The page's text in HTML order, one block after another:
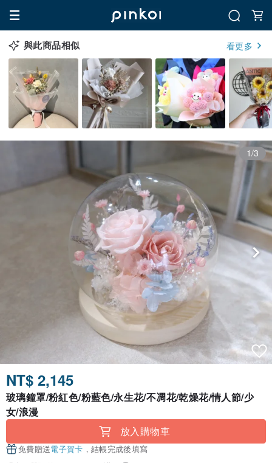
與此商品相似 看更多
1/3
NT$ 2,145
玻璃鐘罩/粉紅色/粉藍色/永生花/不凋花/乾燥花/情人節/少
女/浪漫
放入購物車
免費贈送電子賀卡 ，結帳完成後填寫